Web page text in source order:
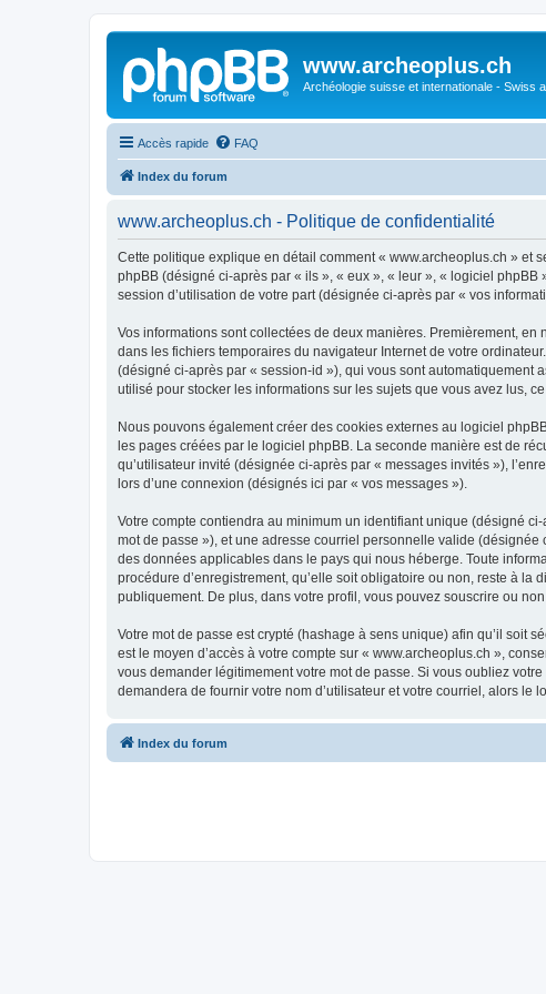
www.archeoplus.ch
Archéologie suisse et internationale - Swiss
Accès rapide FAQ
Index du forum
www.archeoplus.ch - Politique de confidentialité
Cette politique explique en détail comment « www.archeoplus.ch » et
phpBB (désigné ci-après par « ils », « eux », « leur », « logiciel
session d’utilisation de votre part (désignée ci-après par « vos
Vos informations sont collectées de deux manières. Premièrement,
dans les fichiers temporaires du navigateur Internet de votre
(désigné ci-après par « session-id »), qui vous sont automatiquement
utilisé pour stocker les informations sur les sujets que vous avez lus,
Nous pouvons également créer des cookies externes au logiciel
les pages créées par le logiciel phpBB. La seconde manière est de
qu’utilisateur invité (désignée ci-après par « messages invités »),
lors d’une connexion (désignés ici par « vos messages »).
Votre compte contiendra au minimum un identifiant unique (désigné
mot de passe »), et une adresse courriel personnelle valide
des données applicables dans le pays qui nous héberge. Toute
procédure d’enregistrement, qu’elle soit obligatoire ou non, reste à
publiquement. De plus, dans votre profil, vous pouvez souscrire ou
Votre mot de passe est crypté (hashage à sens unique) afin qu’il soit
est le moyen d’accès à votre compte sur « www.archeoplus.ch »,
vous demander légitimement votre mot de passe. Si vous oubliez
demandera de fournir votre nom d’utilisateur et votre courriel, alors
Index du forum